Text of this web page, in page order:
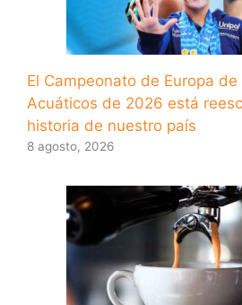
El Campeonato de Europa
Acuáticos de 2026 está
historia de nuestro país
8 agosto, 2026